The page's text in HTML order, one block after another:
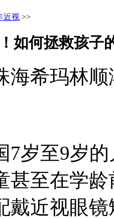
近视 >>
如何拯救孩子
海希玛林
7岁至9岁
甚至在学
戴近视眼